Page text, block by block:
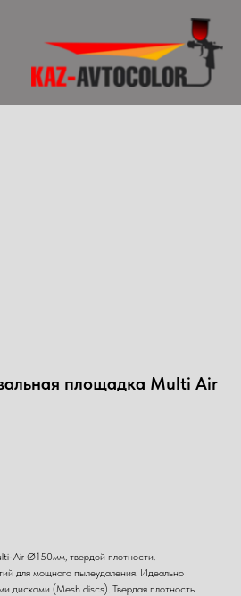
площадка Multi Air
Air Ø150мм, твердой плотности.
для мощного пылеудаления. Идеально
дисками (Mesh discs). Твердая плотность